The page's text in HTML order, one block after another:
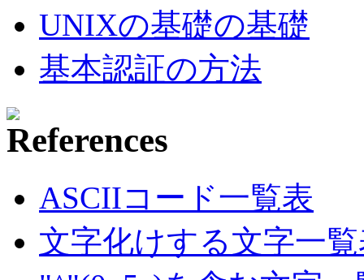
UNIXの基礎の基礎
基本認証の方法
ASCIIコード一覧表
文字化けする文字一